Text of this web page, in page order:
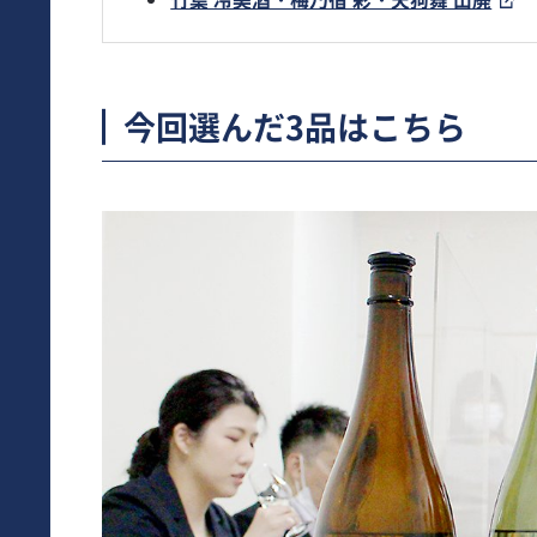
今回選んだ3品はこちら